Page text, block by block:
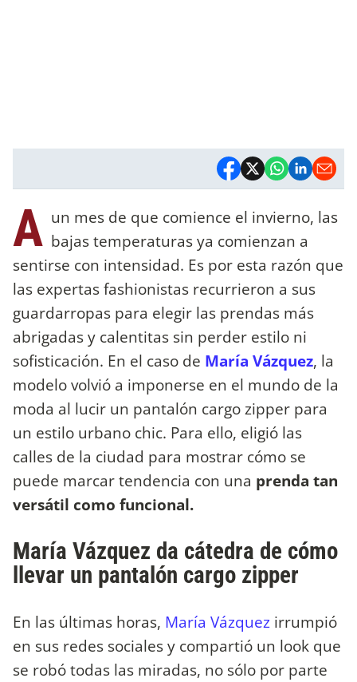
A un mes de que comience el invierno, las
bajas temperaturas ya comienzan a
sentirse con intensidad. Es por esta razón que
las expertas fashionistas recurrieron a sus
guardarropas para elegir las prendas más
abrigadas y calentitas sin perder estilo ni
sofisticación. En el caso de María Vázquez, la
modelo volvió a imponerse en el mundo de la
moda al lucir un pantalón cargo zipper para
un estilo urbano chic. Para ello, eligió las
calles de la ciudad para mostrar cómo se
puede marcar tendencia con una prenda tan
versátil como funcional.
María Vázquez da cátedra de cómo
llevar un pantalón cargo zipper
En las últimas horas, María Vázquez irrumpió
en sus redes sociales y compartió un look que
se robó todas las miradas, no sólo por parte